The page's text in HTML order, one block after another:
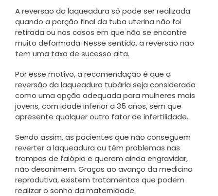
A reversão da laqueadura só pode ser realizada
quando a porção final da tuba uterina não foi
retirada ou nos casos em que não se encontre
muito deformada. Nesse sentido, a reversão não
tem uma taxa de sucesso alta.
Por esse motivo, a recomendação é que a
reversão da laqueadura tubária seja considerada
como uma opção adequada para mulheres mais
jovens, com idade inferior a 35 anos, sem que
apresente qualquer outro fator de infertilidade.
Sendo assim, as pacientes que não conseguem
reverter a laqueadura ou têm problemas nas
trompas de falópio e querem ainda engravidar,
não desanimem. Graças ao avanço da medicina
reprodutiva, existem tratamentos que podem
realizar o sonho da maternidade.